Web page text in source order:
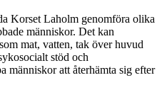
Korset Laholm genomföra olika
människor. Det kan
mat, vatten, tak över huvud
stöd och
människor att återhämta sig efter